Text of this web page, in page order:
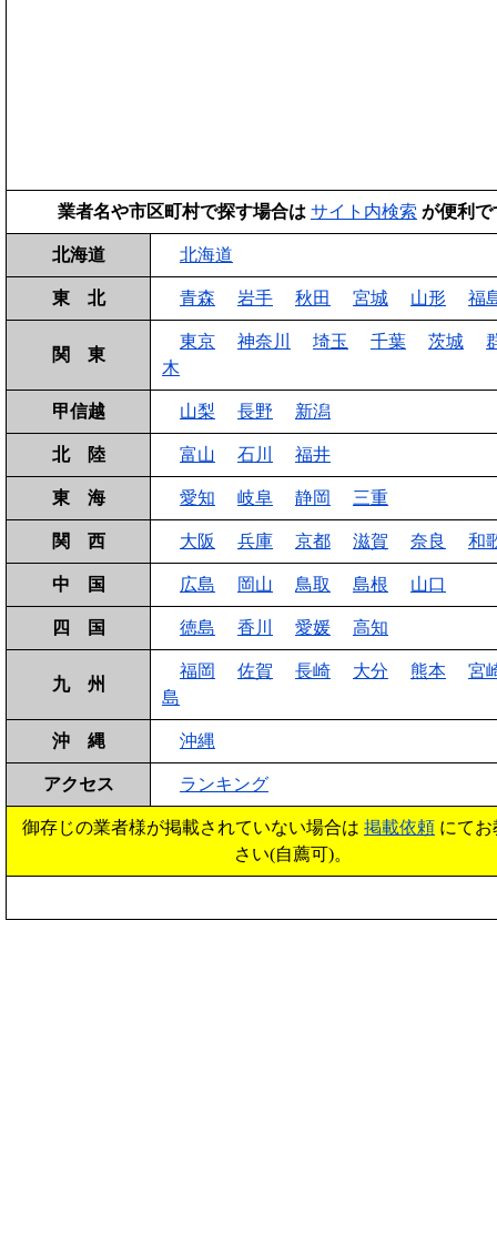
業者名や市区町村で探す場合は サイト内検索 が便利で
北海道 北海道
東 北 青森 岩手 秋田 宮城 山形 福
関 東
東京 神奈川 埼玉 千葉 茨城
木
甲信越 山梨 長野 新潟
北 陸 富山 石川 福井
東 海 愛知 岐阜 静岡 三重
関 西 大阪 兵庫 京都 滋賀 奈良 和
中 国 広島 岡山 鳥取 島根 山口
四 国 徳島 香川 愛媛 高知
九 州
福岡 佐賀 長崎 大分 熊本
宮
島
沖 縄 沖縄
アクセス ランキング
御存じの業者様が掲載されていない場合は 掲載依頼 にて
さい(自薦可)。